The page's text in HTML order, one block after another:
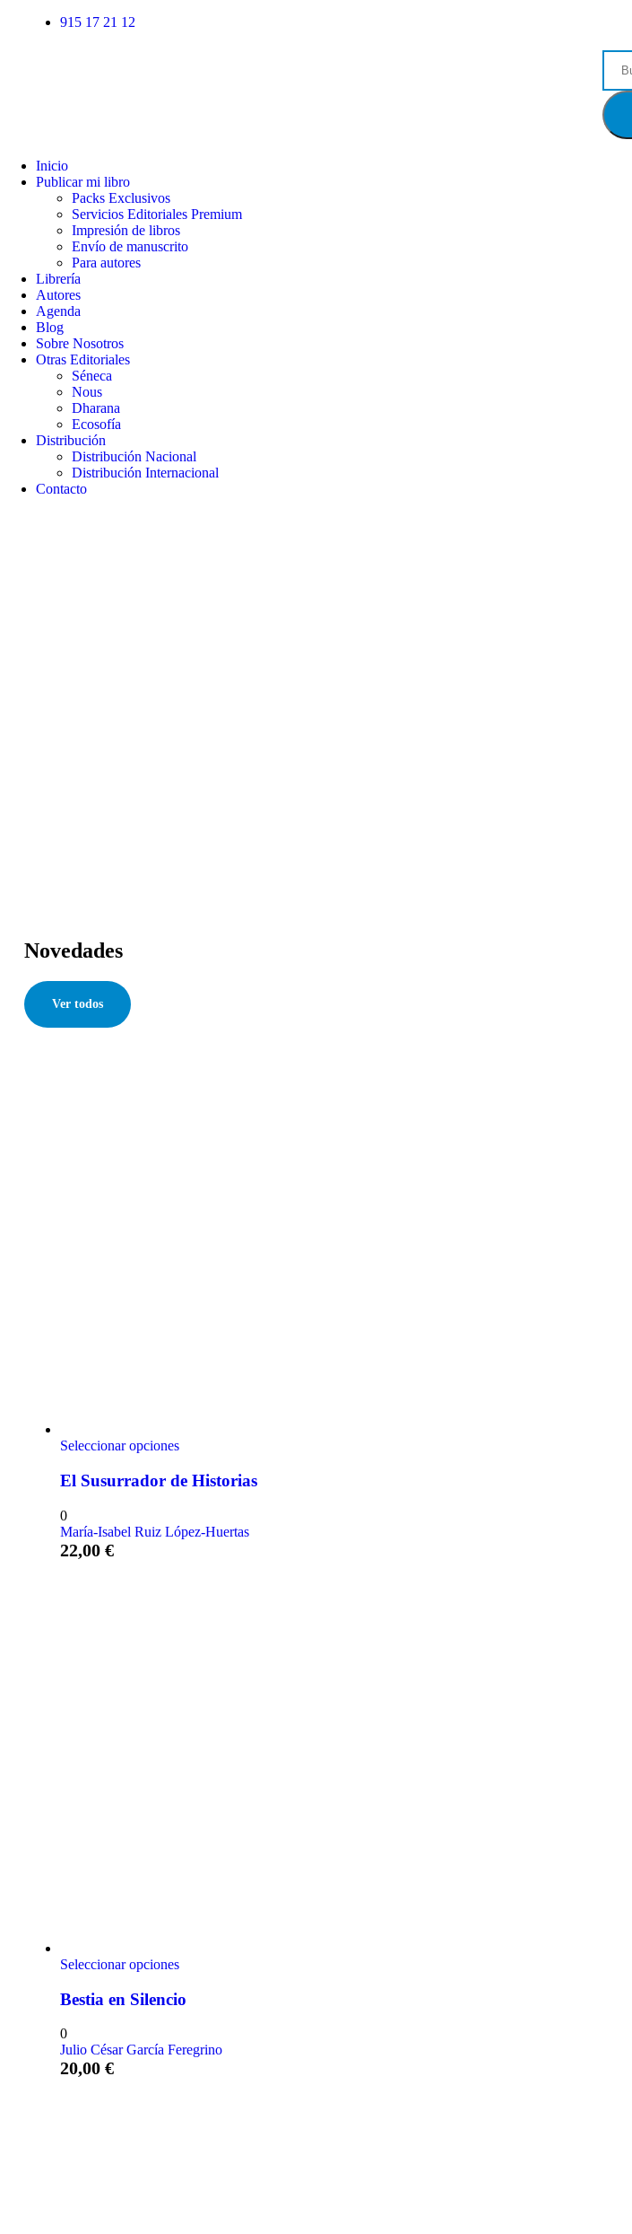
915 17 21 12
Inicio
Publicar mi libro
Packs Exclusivos
Servicios Editoriales Premium
Impresión de libros
Envío de manuscrito
Para autores
Librería
Autores
Agenda
Blog
Sobre Nosotros
Otras Editoriales
Séneca
Nous
Dharana
Ecosofía
Distribución
Distribución Nacional
Distribución Internacional
Contacto
Novedades
Ver todos
Seleccionar opciones
El Susurrador de Historias
0
María-Isabel Ruiz López-Huertas
22,00 €
Seleccionar opciones
Bestia en Silencio
0
Julio César García Feregrino
20,00 €